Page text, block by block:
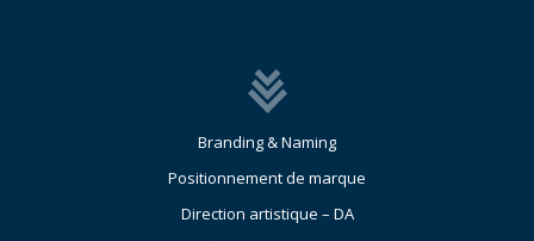
Branding & Naming
Positionnement de marque
Direction artistique – DA